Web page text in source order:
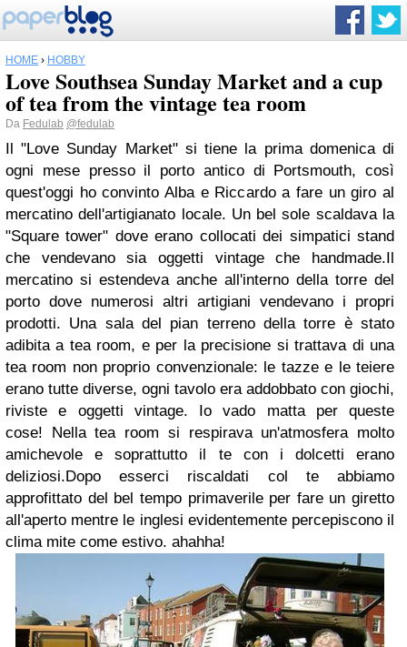
HOME › HOBBY
Love Southsea Sunday Market and a cup
of tea from the vintage tea room
Da Fedulab @fedulab
Il "Love Sunday Market" si tiene la prima domenica di
ogni mese presso il porto antico di Portsmouth, così
quest'oggi ho convinto Alba e Riccardo a fare un giro al
mercatino dell'artigianato locale. Un bel sole scaldava la
"Square tower" dove erano collocati dei simpatici stand
che vendevano sia oggetti vintage che handmade.Il
mercatino si estendeva anche all'interno della torre del
porto dove numerosi altri artigiani vendevano i propri
prodotti. Una sala del pian terreno della torre è stato
adibita a tea room, e per la precisione si trattava di una
tea room non proprio convenzionale: le tazze e le teiere
erano tutte diverse, ogni tavolo era addobbato con giochi,
riviste e oggetti vintage. Io vado matta per queste
cose! Nella tea room si respirava un'atmosfera molto
amichevole e soprattutto il te con i dolcetti erano
deliziosi.Dopo esserci riscaldati col te abbiamo
approfittato del bel tempo primaverile per fare un giretto
all'aperto mentre le inglesi evidentemente percepiscono il
clima mite come estivo. ahahha!